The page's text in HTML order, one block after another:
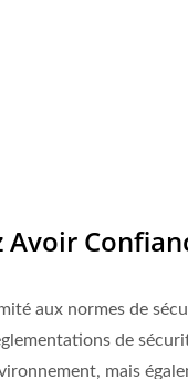
aux normes de
de
mais